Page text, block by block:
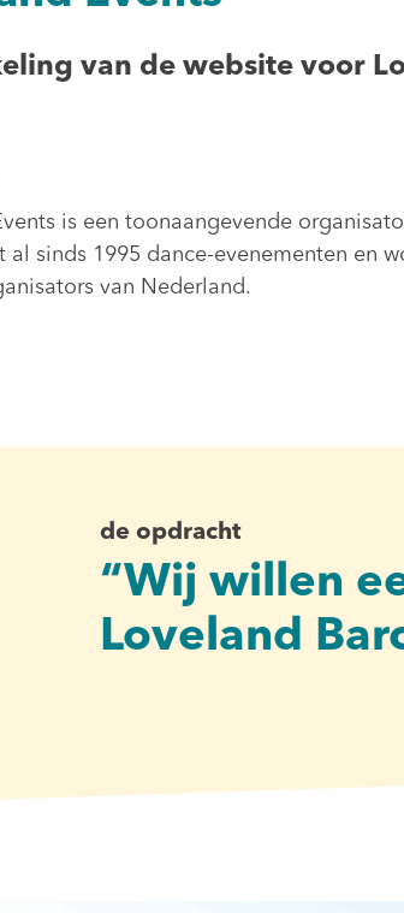
van de website voor
is een toonaangevende
al sinds 1995 dance-evenementen en
van Nederland.
de opdracht
“Wij willen
Loveland